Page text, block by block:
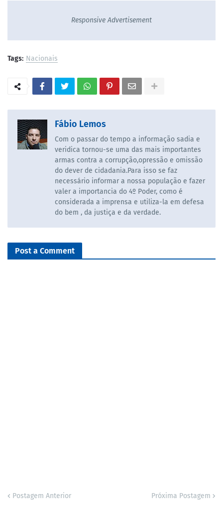
Responsive Advertisement
Tags: Nacionais
Fábio Lemos
Com o passar do tempo a informação sadia e
veridica tornou-se uma das mais importantes
armas contra a corrupção,opressão e omissão
do dever de cidadania.Para isso se faz
necessário informar a nossa população e fazer
valer a importancia do 4º Poder, como é
considerada a imprensa e utiliza-la em defesa
do bem , da justiça e da verdade.
Post a Comment
Postagem Anterior Próxima Postagem